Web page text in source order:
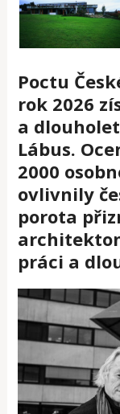
Poctu
rok 2026
a
Lábus.
2000
ovlivnily
porota
práci a